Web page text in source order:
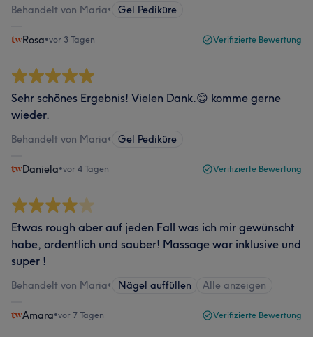
Behandelt von Maria• Gel Pediküre
Rosa•vor 3 Tagen Verifizierte Bewertung
Sehr schönes Ergebnis! Vielen Dank.😊 komme gerne
wieder.
Behandelt von Maria• Gel Pediküre
Daniela•vor 4 Tagen Verifizierte Bewertung
Etwas rough aber auf jeden Fall was ich mir gewünscht
habe, ordentlich und sauber! Massage war inklusive und
super !
Behandelt von Maria• Nägel auffüllen Alle anzeigen
Amara•vor 7 Tagen Verifizierte Bewertung